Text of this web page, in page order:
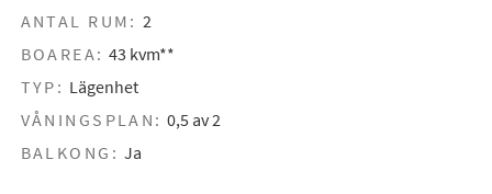
ANTAL RUM: 2
BOAREA: 43 kvm**
TYP: Lägenhet
VÅNINGSPLAN: 0,5 av 2
BALKONG: Ja